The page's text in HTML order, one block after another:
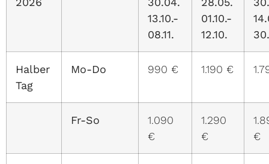
13.10.-
08.11.
01.10.-
12.10.
Halber
Tag
Mo-Do 990 € 1.190 €
Fr-So
1.090
€
1.290
€
€